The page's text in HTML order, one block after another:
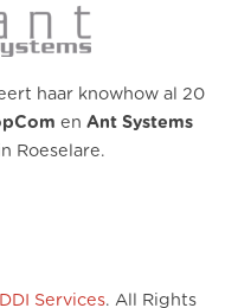
haar knowhow al 20
en Ant Systems
Roeselare.
DDI Services. All Rights